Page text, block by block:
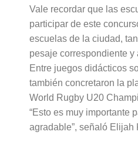
Vale recordar que las
participar de este
escuelas de la ciudad,
pesaje correspondiente
Entre juegos didácticos
también concretaron la
World Rugby U20
“Esto es muy importante
agradable”, señaló